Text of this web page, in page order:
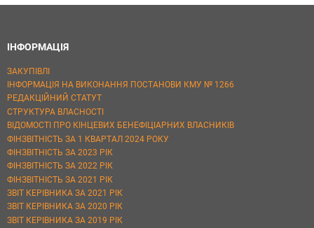
ІНФОРМАЦІЯ
ЗАКУПІВЛІ
ІНФОРМАЦІЯ НА ВИКОНАННЯ ПОСТАНОВИ КМУ № 1266
РЕДАКЦІЙНИЙ СТАТУТ
СТРУКТУРА ВЛАСНОСТІ
ВІДОМОСТІ ПРО КІНЦЕВИХ БЕНЕФІЦІАРНИХ ВЛАСНИКІВ
ФІНЗВІТНІСТЬ ЗА 1 КВАРТАЛ 2024 РОКУ
ФІНЗВІТНІСТЬ ЗА 2023 РІК
ФІНЗВІТНІСТЬ ЗА 2022 РІК
ФІНЗВІТНІСТЬ ЗА 2021 РІК
ЗВІТ КЕРІВНИКА ЗА 2021 РІК
ЗВІТ КЕРІВНИКА ЗА 2020 РІК
ЗВІТ КЕРІВНИКА ЗА 2019 РІК